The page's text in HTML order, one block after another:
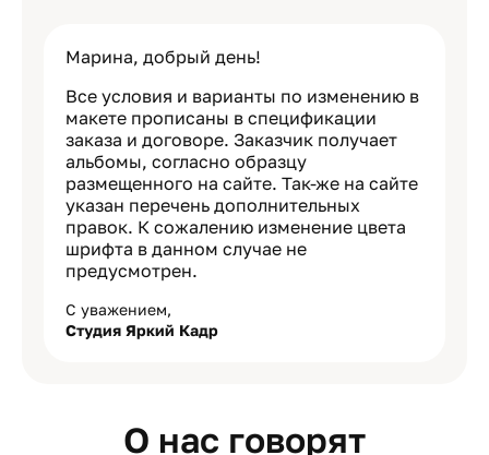
Марина, добрый день!
Все условия и варианты по изменению в
макете прописаны в спецификации
заказа и договоре. Заказчик получает
альбомы, согласно образцу
размещенного на сайте. Так-же на сайте
указан перечень дополнительных
правок. К сожалению изменение цвета
шрифта в данном случае не
предусмотрен.
С уважением,
Студия Яркий Кадр
О нас говорят